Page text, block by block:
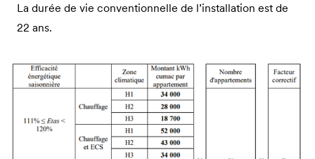
La durée de vie conventionnelle de l’installation est de
22 ans.